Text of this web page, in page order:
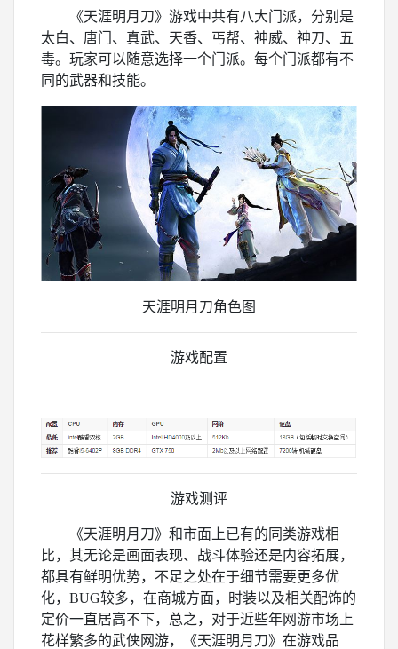
《天涯明月刀》游戏中共有八大门派，分别是
太白、唐门、真武、天香、丐帮、神威、神刀、五
毒。玩家可以随意选择一个门派。每个门派都有不
同的武器和技能。
天涯明月刀角色图
游戏配置
游戏测评
《天涯明月刀》和市面上已有的同类游戏相
比，其无论是画面表现、战斗体验还是内容拓展，
都具有鲜明优势，不足之处在于细节需要更多优
化，BUG较多，在商城方面，时装以及相关配饰的
定价一直居高不下，总之，对于近些年网游市场上
花样繁多的武侠网游，《天涯明月刀》在游戏品